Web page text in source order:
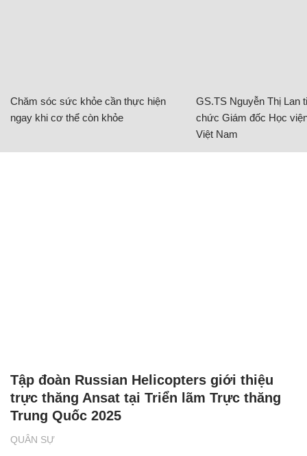
Chăm sóc sức khỏe cần thực hiện
ngay khi cơ thể còn khỏe
GS.TS Nguyễn Thị Lan
chức Giám đốc Học
Việt Nam
QUÂN SỰ
Tập đoàn Russian Helicopters giới thiệu
trực thăng Ansat tại Triển lãm Trực thăng
Trung Quốc 2025